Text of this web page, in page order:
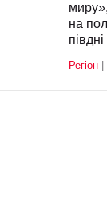
на
Регіон|